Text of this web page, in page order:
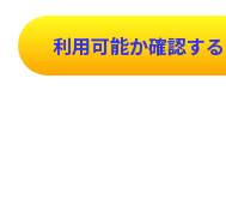
利用可能か確認する